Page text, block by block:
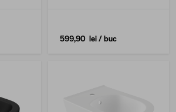
599,90 lei/ buc